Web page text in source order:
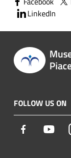
LinkedIn
FOLLOW US ON
Facebook